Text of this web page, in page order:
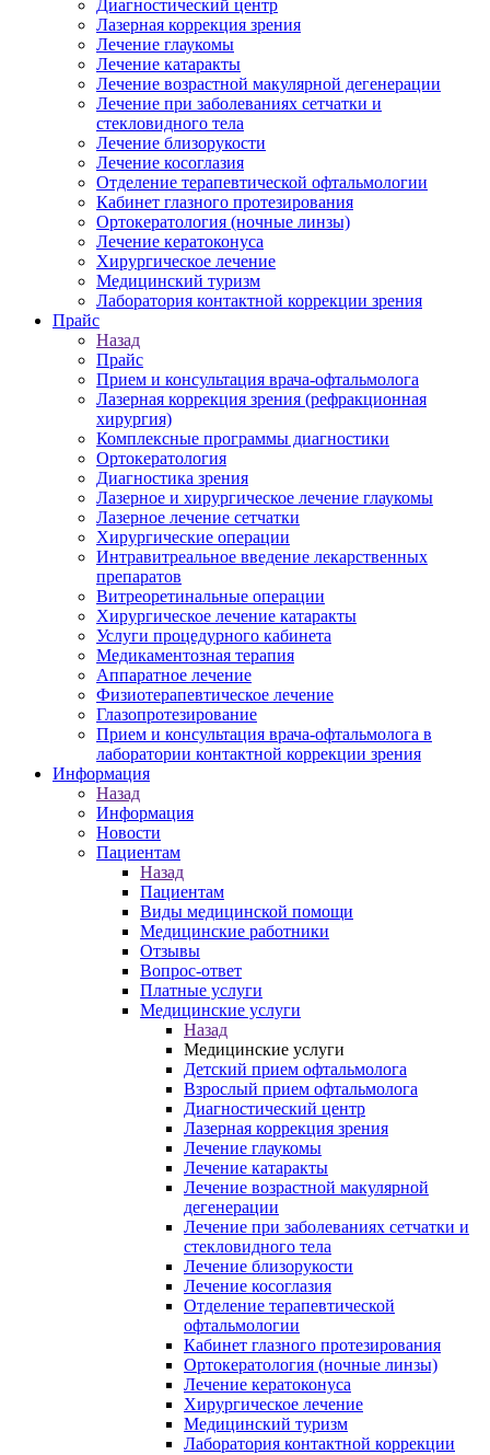
Диагностический центр
Лазерная коррекция зрения
Лечение глаукомы
Лечение катаракты
Лечение возрастной макулярной дегенерации
Лечение при заболеваниях сетчатки и
стекловидного тела
Лечение близорукости
Лечение косоглазия
Отделение терапевтической офтальмологии
Кабинет глазного протезирования
Ортокератология (ночные линзы)
Лечение кератоконуса
Хирургическое лечение
Медицинский туризм
Лаборатория контактной коррекции зрения
Прайс
Назад
Прайс
Прием и консультация врача-офтальмолога
Лазерная коррекция зрения (рефракционная
хирургия)
Комплексные программы диагностики
Ортокератология
Диагностика зрения
Лазерное и хирургическое лечение глаукомы
Лазерное лечение сетчатки
Хирургические операции
Интравитреальное введение лекарственных
препаратов
Витреоретинальные операции
Хирургическое лечение катаракты
Услуги процедурного кабинета
Медикаментозная терапия
Аппаратное лечение
Физиотерапевтическое лечение
Глазопротезирование
Прием и консультация врача-офтальмолога в
лаборатории контактной коррекции зрения
Информация
Назад
Информация
Новости
Пациентам
Назад
Пациентам
Виды медицинской помощи
Медицинские работники
Отзывы
Вопрос-ответ
Платные услуги
Медицинские услуги
Назад
Медицинские услуги
Детский прием офтальмолога
Взрослый прием офтальмолога
Диагностический центр
Лазерная коррекция зрения
Лечение глаукомы
Лечение катаракты
Лечение возрастной макулярной
дегенерации
Лечение при заболеваниях сетчатки и
стекловидного тела
Лечение близорукости
Лечение косоглазия
Отделение терапевтической
офтальмологии
Кабинет глазного протезирования
Ортокератология (ночные линзы)
Лечение кератоконуса
Хирургическое лечение
Медицинский туризм
Лаборатория контактной коррекции